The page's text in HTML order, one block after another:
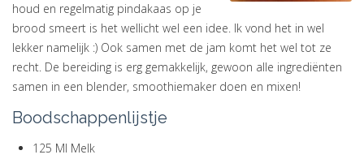
houd en regelmatig pindakaas op je
brood smeert is het wellicht wel een idee. Ik vond het in wel
lekker namelijk :) Ook samen met de jam komt het wel tot ze
recht. De bereiding is erg gemakkelijk, gewoon alle ingrediënten
samen in een blender, smoothiemaker doen en mixen!
Boodschappenlijstje
125 Ml Melk